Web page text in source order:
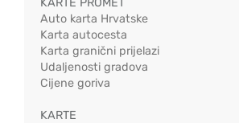
KARTE PROMET
Auto karta Hrvatske
Karta autocesta
Karta granični prijelazi
Udaljenosti gradova
Cijene goriva
KARTE